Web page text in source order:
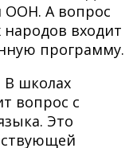
ООН. А вопрос
входит
программу.
В школах
вопрос с
Это